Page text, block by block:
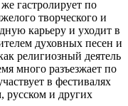
гастролирует по
творческого и
карьеру и уходит в
духовных песен и
религиозный деятель
много разъезжает по
в фестивалях
русском и других